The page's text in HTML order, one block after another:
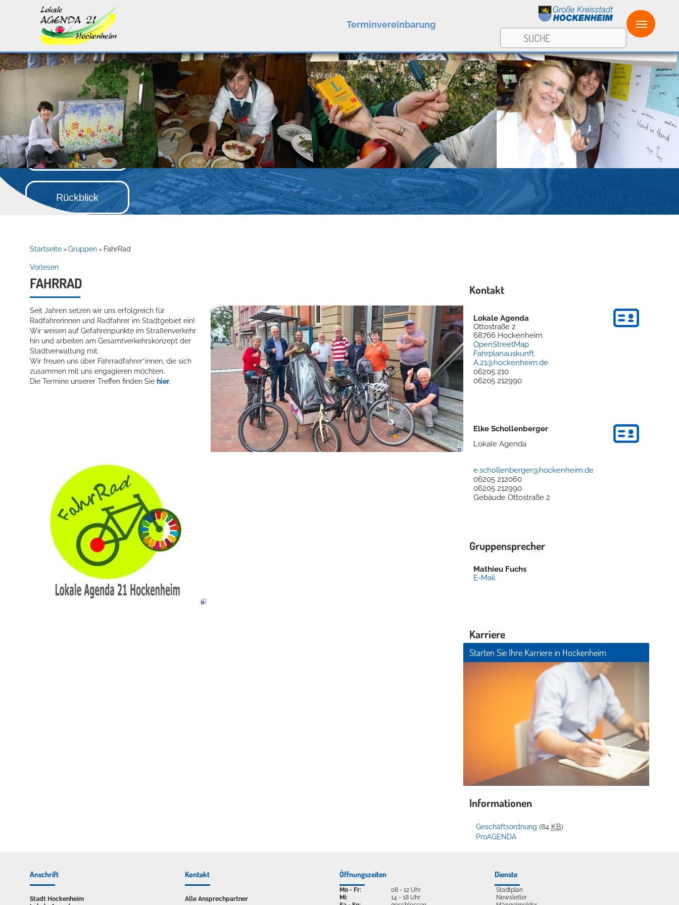
Aktuelles
Termine
Gruppen
Rückblick
Terminvereinbarung
Startseite » Gruppen » FahrRad
Vorlesen
FAHRRAD
Seit Jahren setzen wir uns erfolgreich für
Radfahrerinnen und Radfahrer im Stadtgebiet ein!
Wir weisen auf Gefahrenpunkte im Straßenverkehr
hin und arbeiten am Gesamtverkehrskonzept der
Stadtverwaltung mit.
Wir freuen uns über Fahrradfahrer*innen, die sich
zusammen mit uns engagieren möchten.
Die Termine unserer Treffen finden Sie hier.
Kontakt
Lokale Agenda
Ottostraße 2
68766 Hockenheim
OpenStreetMap
Fahrplanauskunft
A.21@hockenheim.de
06205 210
06205 212990
Elke Schollenberger
Lokale Agenda
e.schollenberger@hockenheim.de
06205 212060
06205 212990
Gebäude Ottostraße 2
Gruppensprecher
Mathieu Fuchs
E-Mail
Karriere
Starten Sie Ihre Karriere in Hockenheim
Informationen
Geschäftsordnung (84 KB)
ProAGENDA
Anschrift
Stadt Hockenheim
Kontakt
Alle Ansprechpartner
Öffnungszeiten
Mo - Fr:
Mi:
08 - 12 Uhr
14 - 18 Uhr
Dienste
Stadtplan
Newsletter